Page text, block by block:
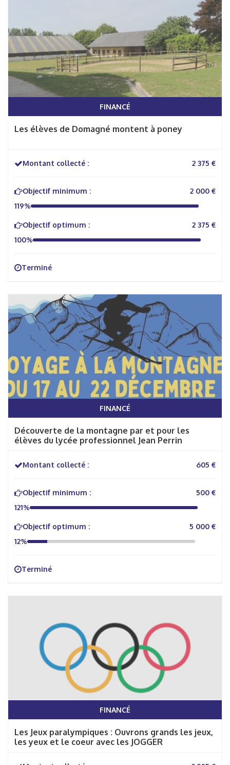
FINANCÉ
Les élèves de Domagné montent à poney
Montant collecté : 2 375 €
Objectif minimum :
2 000 €
119%
Objectif optimum :
2 375 €
100%
Terminé
FINANCÉ
Découverte de la montagne par et pour les
élèves du lycée professionnel Jean Perrin
Montant collecté : 605 €
Objectif minimum :
500 €
121%
Objectif optimum :
5 000 €
12%
Terminé
FINANCÉ
Les Jeux paralympiques : Ouvrons grands les jeux,
les yeux et le coeur avec les JOGGER